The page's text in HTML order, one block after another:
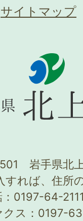
サイトマップ
岩手県北
すれば、住所
：0197-64-
クス：0197-